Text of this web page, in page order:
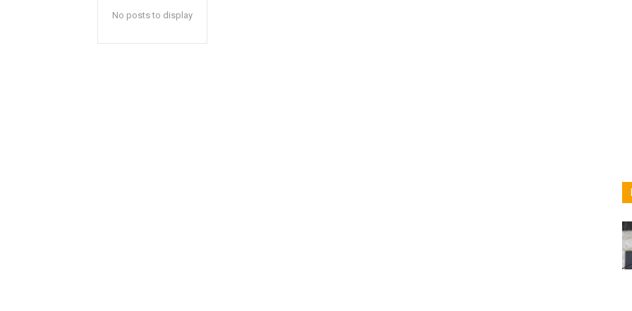
No posts to display